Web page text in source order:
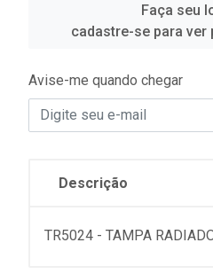
Faça seu
cadastre-se para
Avise-me quando chegar
Descrição
TR5024 - TAMPA